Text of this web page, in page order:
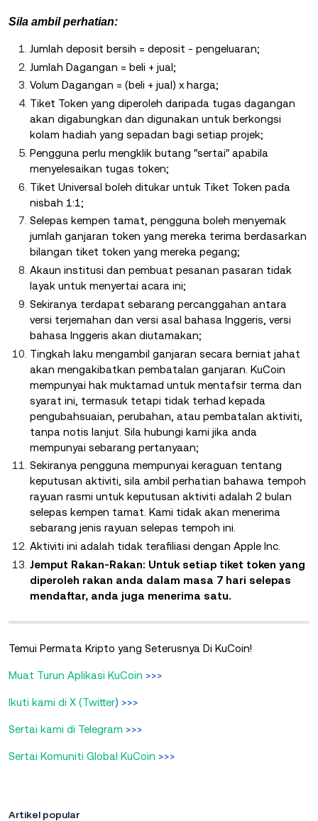
Sila ambil perhatian:
Jumlah deposit bersih = deposit - pengeluaran;
Jumlah Dagangan = beli + jual;
Volum Dagangan = (beli + jual) x harga;
Tiket Token yang diperoleh daripada tugas dagangan
akan digabungkan dan digunakan untuk berkongsi
kolam hadiah yang sepadan bagi setiap projek;
Pengguna perlu mengklik butang "sertai" apabila
menyelesaikan tugas token;
Tiket Universal boleh ditukar untuk Tiket Token pada
nisbah 1:1;
Selepas kempen tamat, pengguna boleh menyemak
jumlah ganjaran token yang mereka terima berdasarkan
bilangan tiket token yang mereka pegang;
Akaun institusi dan pembuat pesanan pasaran tidak
layak untuk menyertai acara ini;
Sekiranya terdapat sebarang percanggahan antara
versi terjemahan dan versi asal bahasa Inggeris, versi
bahasa Inggeris akan diutamakan;
Tingkah laku mengambil ganjaran secara berniat jahat
akan mengakibatkan pembatalan ganjaran. KuCoin
mempunyai hak muktamad untuk mentafsir terma dan
syarat ini, termasuk tetapi tidak terhad kepada
pengubahsuaian, perubahan, atau pembatalan aktiviti,
tanpa notis lanjut. Sila hubungi kami jika anda
mempunyai sebarang pertanyaan;
Sekiranya pengguna mempunyai keraguan tentang
keputusan aktiviti, sila ambil perhatian bahawa tempoh
rayuan rasmi untuk keputusan aktiviti adalah 2 bulan
selepas kempen tamat. Kami tidak akan menerima
sebarang jenis rayuan selepas tempoh ini.
Aktiviti ini adalah tidak terafiliasi dengan Apple Inc.
Jemput Rakan-Rakan: Untuk setiap tiket token yang
diperoleh rakan anda dalam masa 7 hari selepas
mendaftar, anda juga menerima satu.
Temui Permata Kripto yang Seterusnya Di KuCoin!
Muat Turun Aplikasi KuCoin >>>
Ikuti kami di X (Twitter) >>>
Sertai kami di Telegram >>>
Sertai Komuniti Global KuCoin >>>
Artikel popular